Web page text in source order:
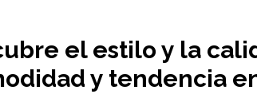
el estilo y la
y tendencia